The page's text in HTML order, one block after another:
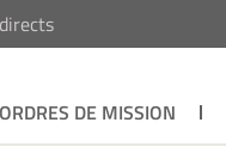
ORDRES DE MISSION